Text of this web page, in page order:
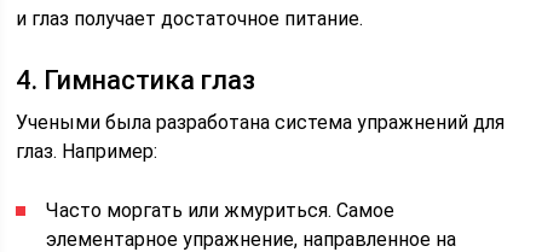
и глаз получает достаточное питание.
4. Гимнастика глаз
Учеными была разработана система упражнений для
глаз. Например:
Часто моргать или жмуриться. Самое
элементарное упражнение, направленное на